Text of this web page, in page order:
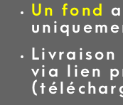
Un fond
Livraison
via lien